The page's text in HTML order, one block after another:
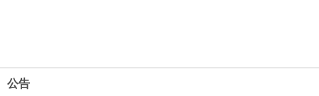
公告